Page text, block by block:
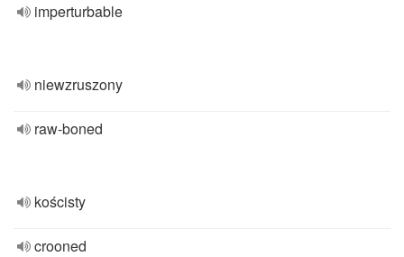
imperturbable
niewzruszony
raw-boned
kościsty
crooned